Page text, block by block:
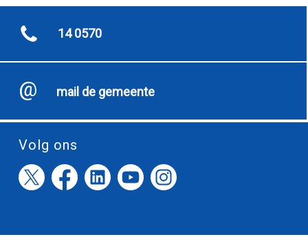
14 0570
mail de gemeente
Volg ons